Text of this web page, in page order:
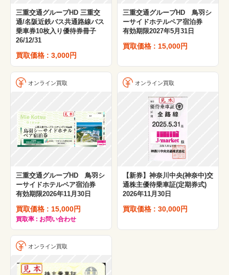
三重交通グループHD 三重交
通/名阪近鉄バス共通路線バス
乗車券10枚入り優待券冊子
26/12/31
買取価格 : 3,000円
三重交通グループHD 鳥羽シ
ーサイドホテルペア宿泊券
有効期限2027年5月31日
買取価格 : 15,000円
オンライン買取
三重交通グループHD 鳥羽シ
ーサイドホテルペア宿泊券
有効期限2026年11月30日
買取価格 : 15,000円
買取率 : お問い合わせ
オンライン買取
【新券】神奈川中央(神奈中)交
通株主優待乗車証(定期券式)
2026年11月30日
買取価格 : 30,000円
オンライン買取